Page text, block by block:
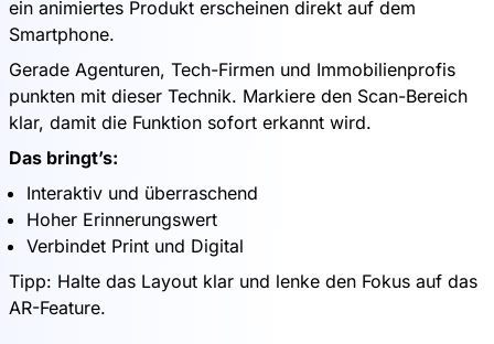
ein animiertes Produkt erscheinen direkt auf dem
Smartphone.
Gerade Agenturen, Tech-Firmen und Immobilienprofis
punkten mit dieser Technik. Markiere den Scan-Bereich
klar, damit die Funktion sofort erkannt wird.
Das bringt’s:
Interaktiv und überraschend
Hoher Erinnerungswert
Verbindet Print und Digital
Tipp: Halte das Layout klar und lenke den Fokus auf das
AR-Feature.